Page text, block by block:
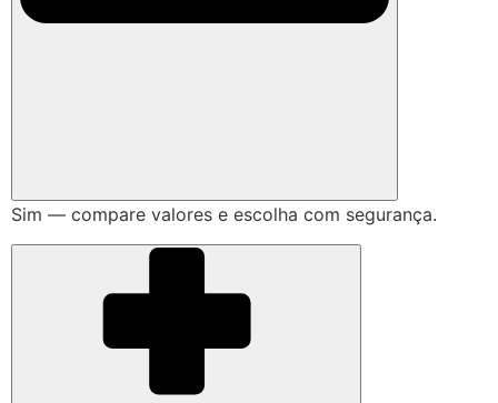
Sim — compare valores e escolha com segurança.